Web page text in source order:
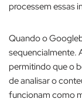
processem essas
Quando o
sequencialmente.
permitindo que o
de analisar o
funcionam como